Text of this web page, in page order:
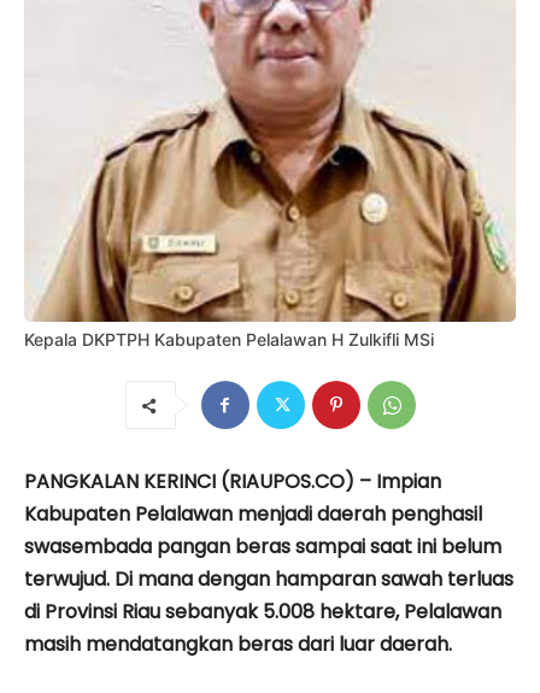
Kepala DKPTPH Kabupaten Pelalawan H Zulkifli MSi
PANGKALAN KERINCI (RIAUPOS.CO) – Impian
Kabupaten Pelalawan menjadi daerah penghasil
swasembada pangan beras sampai saat ini belum
terwujud. Di mana dengan hamparan sawah terluas
di Provinsi Riau sebanyak 5.008 hektare, Pelalawan
masih mendatangkan beras dari luar daerah.